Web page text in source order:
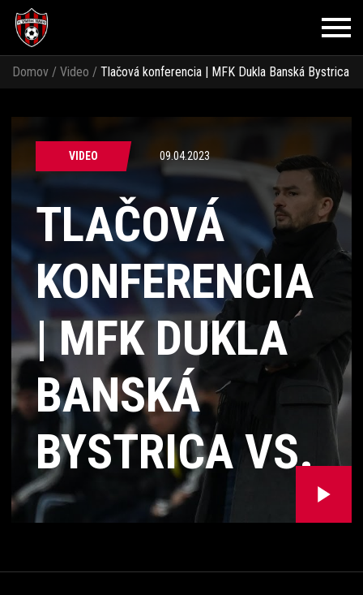
Domov / Video / Tlačová konferencia | MFK Dukla Banská Bystrica
VIDEO 09.04.2023
TLAČOVÁ
KONFERENCIA
| MFK DUKLA
BANSKÁ
BYSTRICA VS.
FC SPARTAK
TRNAVA